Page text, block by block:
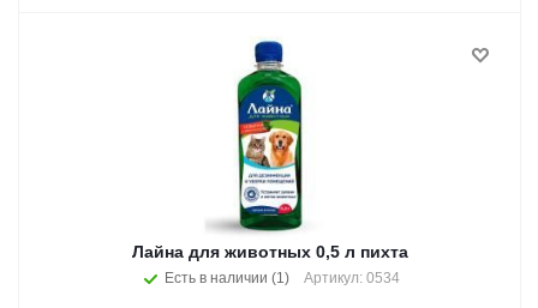
Лайна для животных 0,5 л пихта
Есть в наличии (1) Артикул: 0534